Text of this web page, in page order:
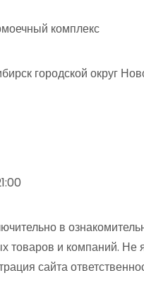
комплекс
городской округ
в
товаров и компаний.
сайта